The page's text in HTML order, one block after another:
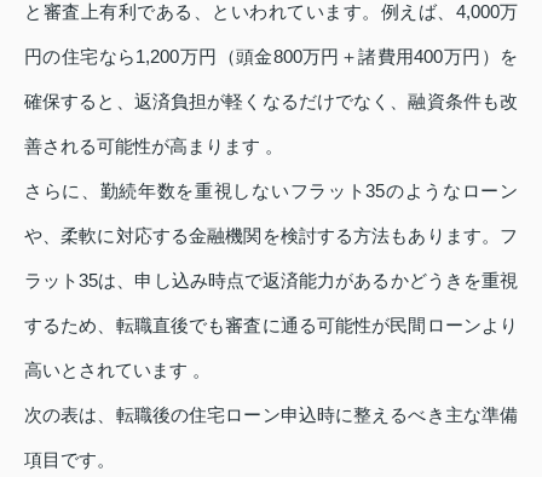
と審査上有利である、といわれています。例えば、4,000万
円の住宅なら1,200万円（頭金800万円＋諸費用400万円）を
確保すると、返済負担が軽くなるだけでなく、融資条件も改
善される可能性が高まります 。
さらに、勤続年数を重視しないフラット35のようなローン
や、柔軟に対応する金融機関を検討する方法もあります。フ
ラット35は、申し込み時点で返済能力があるかどうきを重視
するため、転職直後でも審査に通る可能性が民間ローンより
高いとされています 。
次の表は、転職後の住宅ローン申込時に整えるべき主な準備
項目です。